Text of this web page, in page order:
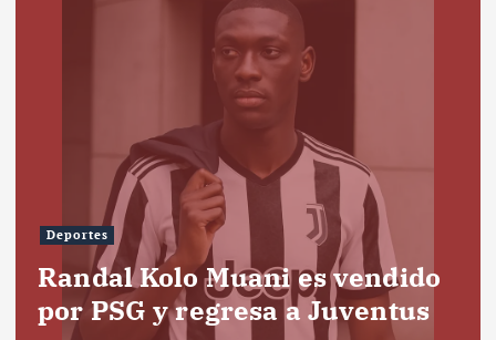
Deportes
Randal Kolo Muani es vendido
por PSG y regresa a Juventus